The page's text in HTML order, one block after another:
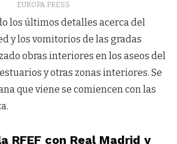
EUROPA PRESS
los últimos detalles acerca del
y los vomitorios de las gradas
obras interiores en los aseos del
y otras zonas interiores. Se
que viene se comiencen con las
RFEF con Real Madrid y